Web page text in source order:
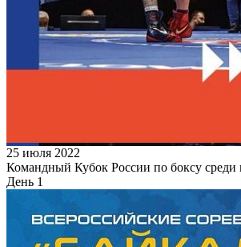
25 июля 2022
Командный Кубок России по боксу
День 1